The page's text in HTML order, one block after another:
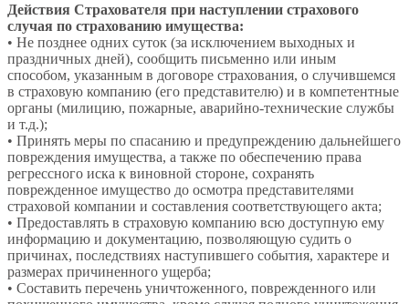
Действия Страхователя при наступлении страхового
случая по страхованию имущества:
• Не позднее одних суток (за исключением выходных и
праздничных дней), сообщить письменно или иным
способом, указанным в договоре страхования, о случившемся
в страховую компанию (его представителю) и в компетентные
органы (милицию, пожарные, аварийно-технические службы
и т.д.);
• Принять меры по спасанию и предупреждению дальнейшего
повреждения имущества, а также по обеспечению права
регрессного иска к виновной стороне, сохранять
поврежденное имущество до осмотра представителями
страховой компании и составления соответствующего акта;
• Предоставлять в страховую компанию всю доступную ему
информацию и документацию, позволяющую судить о
причинах, последствиях наступившего события, характере и
размерах причиненного ущерба;
• Составить перечень уничтоженного, поврежденного или